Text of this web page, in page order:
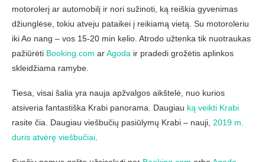
motorolerį ar automobilį ir nori sužinoti, ką reiškia gyvenimas
džiunglėse, tokiu atveju pataikei į reikiamą vietą. Su motoroleriu
iki Ao nang – vos 15-20 min kelio. Atrodo užtenka tik nuotraukas
pažiūrėti Booking.com arAgoda ir pradedi grožėtis aplinkos
skleidžiama ramybe.
Tiesa, visai šalia yra nauja apžvalgos aikštelė, nuo kurios
atsiveria fantastiška Krabi panorama. Daugiau ką veikti Krabi
rasite čia. Daugiau viešbučių pasiūlymų Krabi – nauji, 2019 m.
duris atvėrę viešbučiai.